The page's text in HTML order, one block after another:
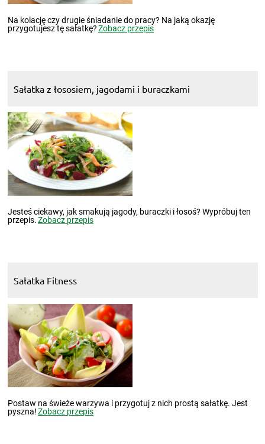
Na kolację czy drugie śniadanie do pracy? Na jaką okazję
przygotujesz tę sałatkę?Zobacz przepis
Sałatka z łososiem, jagodami i buraczkami
Jesteś ciekawy, jak smakują jagody, buraczki i łosoś? Wypróbuj ten
przepis.Zobacz przepis
Sałatka Fitness
Postaw na świeże warzywa i przygotuj z nich prostą sałatkę. Jest
pyszna!Zobacz przepis